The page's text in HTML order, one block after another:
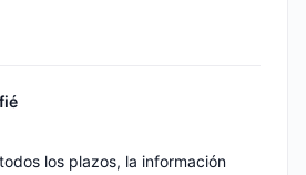
los plazos, la información